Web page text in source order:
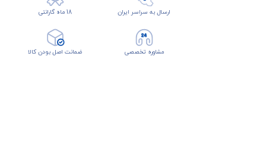
ارسال به سراسر ایران 18 ماه گارانتی
مشاوره تخصصی ضمانت اصل بودن کالا